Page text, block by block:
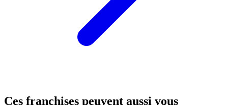
Ces franchises peuvent aussi vous